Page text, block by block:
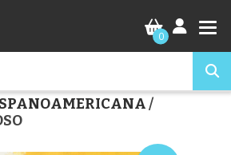
0
/